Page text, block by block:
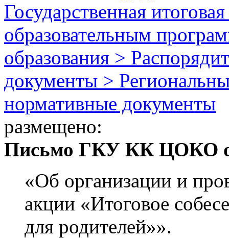
Государственная
образовательным
образования >
документы >
нормативные документы
размещено:
Письмо ГКУ КК ЦОКО
«Об организации и
акции «Итоговое
для родителей»».